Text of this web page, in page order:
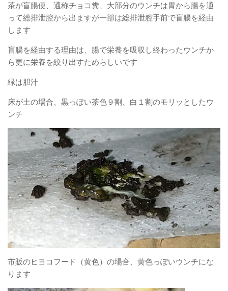
茶が盲腸便、通称チョコ糞、大部分のウンチは胃から腸を通
って総排泄腔から出ますが一部は総排泄腔手前で盲腸を経由
します
盲腸を経由する理由は、腸で栄養を吸収し終わったウンチか
ら更に栄養を絞り出すためらしいです
緑は胆汁
床が土の場合、黒っぽい茶色９割、白１割のモリッとしたウ
ンチ
市販のヒヨコフード（黄色）の場合、黄色っぽいウンチにな
ります